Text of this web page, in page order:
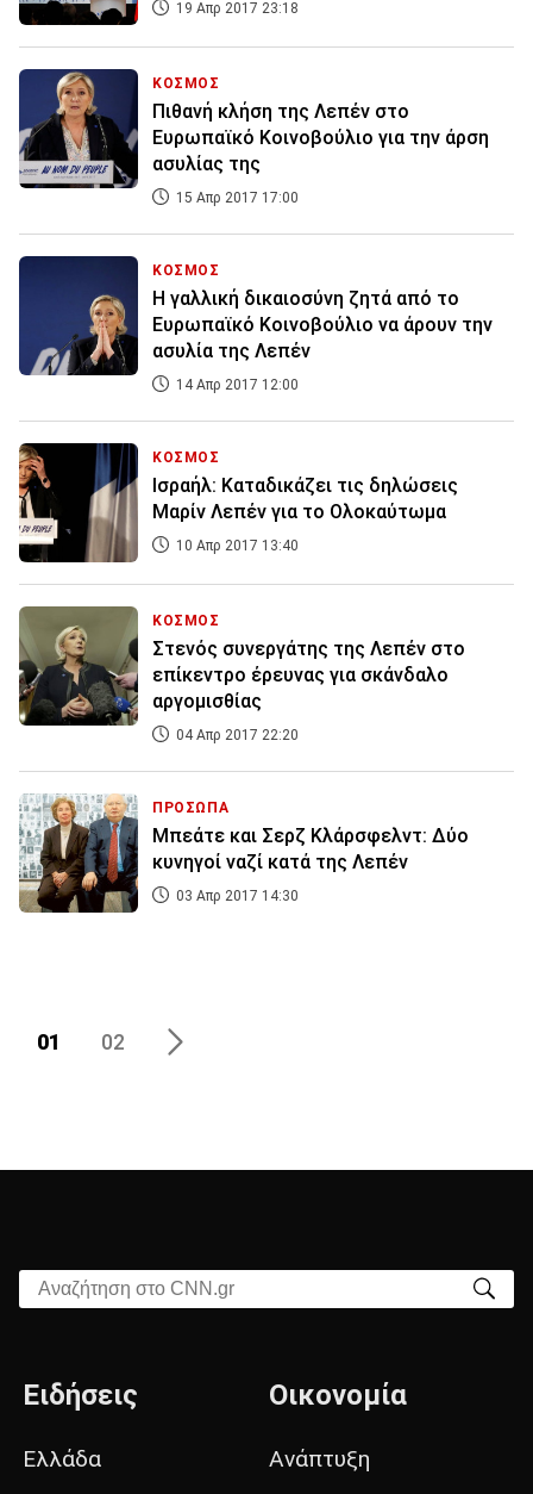
19 Απρ 2017 23:18
ΚΟΣΜΟΣ
Πιθανή κλήση της Λεπέν στο
Ευρωπαϊκό Κοινοβούλιο για την άρση
ασυλίας της
15 Απρ 2017 17:00
ΚΟΣΜΟΣ
Η γαλλική δικαιοσύνη ζητά από το
Ευρωπαϊκό Κοινοβούλιο να άρουν την
ασυλία της Λεπέν
14 Απρ 2017 12:00
ΚΟΣΜΟΣ
Ισραήλ: Καταδικάζει τις δηλώσεις
Μαρίν Λεπέν για το Ολοκαύτωμα
10 Απρ 2017 13:40
ΚΟΣΜΟΣ
Στενός συνεργάτης της Λεπέν στο
επίκεντρο έρευνας για σκάνδαλο
αργομισθίας
04 Απρ 2017 22:20
ΠΡΟΣΩΠΑ
Μπεάτε και Σερζ Κλάρσφελντ: Δύο
κυνηγοί ναζί κατά της Λεπέν
03 Απρ 2017 14:30
01 02
Αναζήτηση στο CNN.gr
Ειδήσεις
Ελλάδα
Οικονομία
Ανάπτυξη